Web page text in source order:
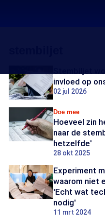
invloed op
02 jul 2026
Doe mee
Hoeveel zin
naar de
hetzelfde'
28 okt 2025
Experiment
waarom niet
'Echt wat
nodig'
11 mrt 2024